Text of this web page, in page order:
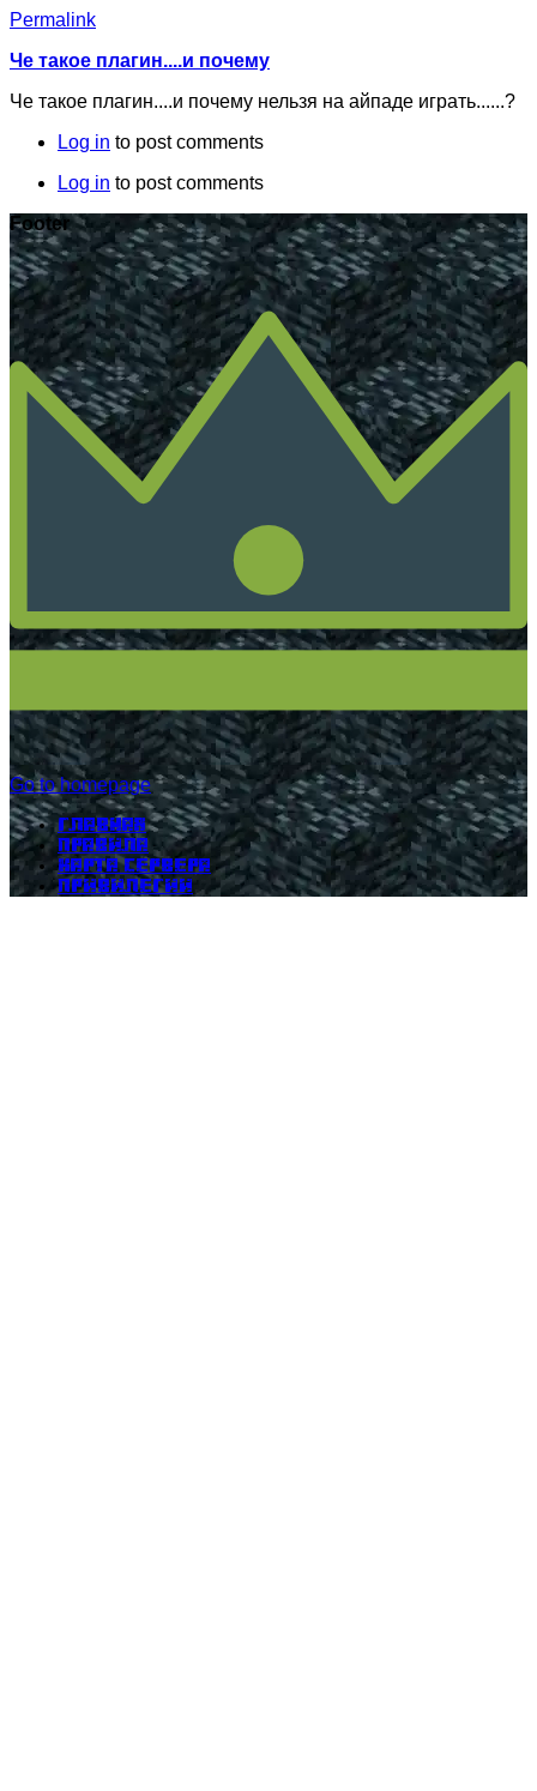
Permalink
Че такое плагин....и почему
Че такое плагин....и почему нельзя на айпаде играть......?
Log in to post comments
Log in to post comments
Footer
Go to homepage
Главная
Правила
Карта сервера
Привилегии